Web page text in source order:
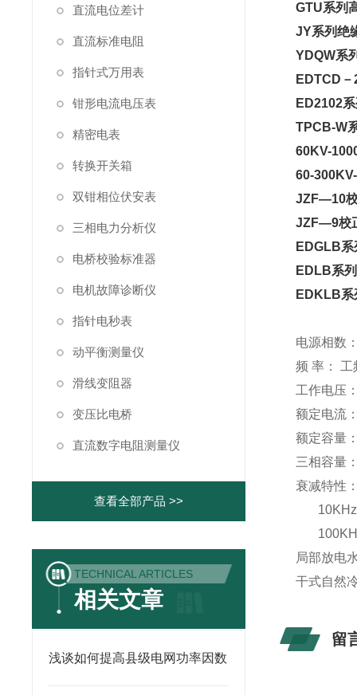
直流电位差计
直流标准电阻
指针式万用表
钳形电流电压表
精密电表
转换开关箱
双钳相位伏安表
三相电力分析仪
电桥校验标准器
电机故障诊断仪
指针电秒表
动平衡测量仪
滑线变阻器
变压比电桥
直流数字电阻测量仪
查看全部产品 >>
TECHNICAL ARTICLES
相关文章
浅谈如何提高县级电网功率因数
GTU系列
JY系列绝
YDQW系
EDTCD
ED2102
TPCB-W
60KV-
60-
JZF—10
JZF—9校
EDGLB
EDLB系
EDKLB系
电源相数
频 率：
工作电压
额定电流
额定容量
三相容量
衰减特性
10KHz
100KHz
局部放电
干式自然
留